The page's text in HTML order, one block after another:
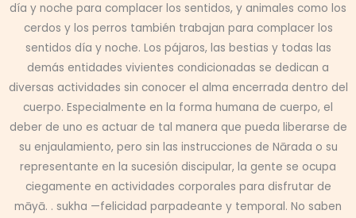
día y noche para complacer los sentidos, y animales como los
cerdos y los perros también trabajan para complacer los
sentidos día y noche. Los pájaros, las bestias y todas las
demás entidades vivientes condicionadas se dedican a
diversas actividades sin conocer el alma encerrada dentro del
cuerpo. Especialmente en la forma humana de cuerpo, el
deber de uno es actuar de tal manera que pueda liberarse de
su enjaulamiento, pero sin las instrucciones de Nārada o su
representante en la sucesión discipular, la gente se ocupa
ciegamente en actividades corporales para disfrutar de
māyā. . sukha —felicidad parpadeante y temporal. No saben